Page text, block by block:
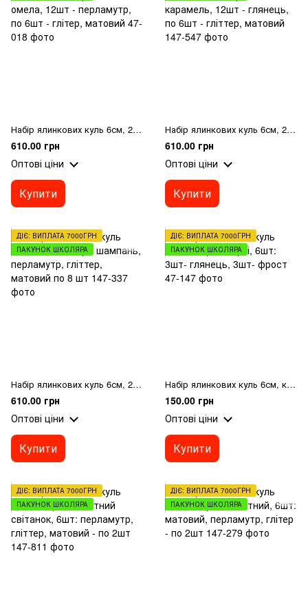
Набір ялинкових куль 6см, 24шт, колір - зелена омела, 12шт - перламутр, по 6шт - глітер, матовий
610.00 грн
Оптові ціни
Купити
Набір ялинкових куль 6см, 24шт; колір - карамель, 12шт - глянець, по 6шт - гліттер, матовий
610.00 грн
Оптові ціни
Купити
ДІЄ: ВИПЛАТА 7000ГРН
ПАКУНОК ШКОЛЯРА
Набір ялинкових куль 6см, 24шт; колір - шампань, перламутр, гліттер, матовий по 8 шт
610.00 грн
Оптові ціни
Купити
ДІЄ: ВИПЛАТА 7000ГРН
ПАКУНОК ШКОЛЯРА
Набір ялинкових куль 6см, колір - асорті, 6шт: 3шт- глянець, 3шт- фрост
150.00 грн
Оптові ціни
Купити
ДІЄ: ВИПЛАТА 7000ГРН
ПАКУНОК ШКОЛЯРА
ДІЄ: ВИПЛАТА 7000ГРН
ПАКУНОК ШКОЛЯРА